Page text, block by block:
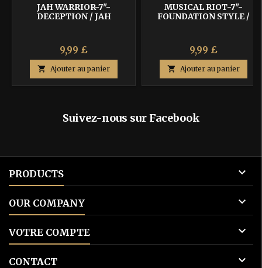
JAH WARRIOR-7"-
DECEPTION / JAH
9,99 £
 Ajouter au panier
MUSICAL RIOT-7"-
FOUNDATION STYLE /
9,99 £
 Ajouter au panier
Suivez-nous sur Facebook
PRODUCTS 
OUR COMPANY 
VOTRE COMPTE 
CONTACT 